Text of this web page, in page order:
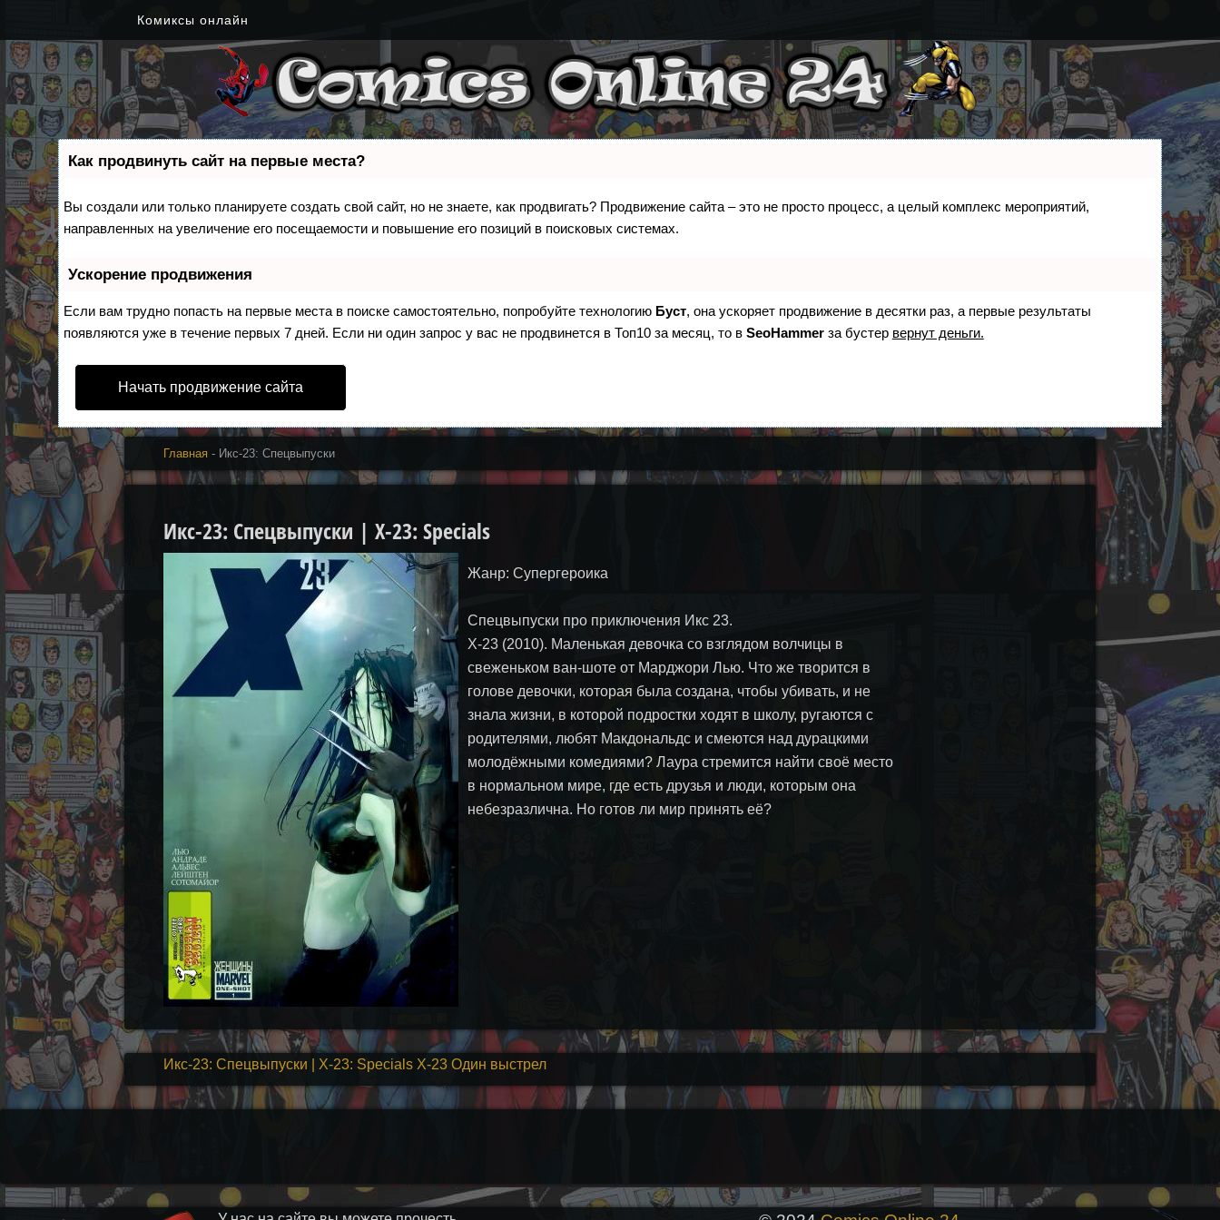
Комиксы онлайн
Как продвинуть сайт на первые места?
Вы создали или только планируете создать свой сайт, но не знаете, как продвигать? Продвижение сайта – это не просто процесс, а целый комплекс мероприятий,
направленных на увеличение его посещаемости и повышение его позиций в поисковых системах.
Ускорение продвижения
Если вам трудно попасть на первые места в поиске самостоятельно, попробуйте технологию Буст, она ускоряет продвижение в десятки раз, а первые результаты
появляются уже в течение первых 7 дней. Если ни один запрос у вас не продвинется в Топ10 за месяц, то в SeoHammerза бустер вернут деньги.
Начать продвижение сайта
Главная- Икс-23: Спецвыпуски
Икс-23: Спецвыпуски | X-23: Specials
Жанр: Супергероика
Спецвыпуски про приключения Икс 23.
X-23 (2010). Маленькая девочка со взглядом волчицы в
свеженьком ван-шоте от Марджори Лью. Что же творится в
голове девочки, которая была создана, чтобы убивать, и не
знала жизни, в которой подростки ходят в школу, ругаются с
родителями, любят Макдональдс и смеются над дурацкими
молодёжными комедиями? Лаура стремится найти своё место
в нормальном мире, где есть друзья и люди, которым она
небезразлична. Но готов ли мир принять её?
Икс-23: Спецвыпуски | X-23: Specials X-23 Один выстрел